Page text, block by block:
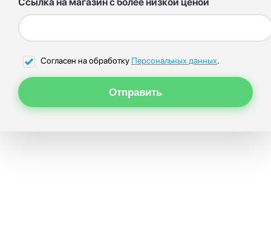
Согласен на обработку Персональных данных.
Отправить